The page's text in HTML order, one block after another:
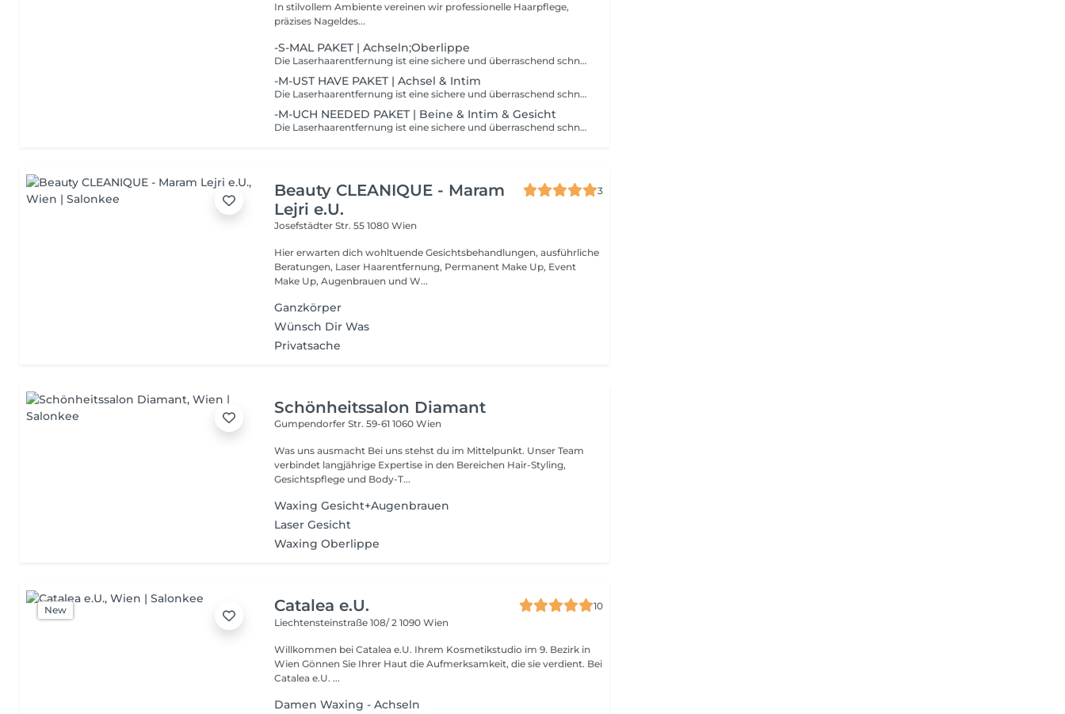
In stilvollem Ambiente vereinen wir professionelle Haarpflege,
präzises Nageldes...
-S-MAL PAKET | Achseln;Oberlippe
Die Laserhaarentfernung ist eine sichere und überraschend schnelle Option für jeden, der bereit ist, seinen Rasierer loszuwerden. Wenn du dir morgens ein paar Minuten Zeit sparen willst, ist die Laserhaarentfernung ein schnelles und praktisch schmerzloses Verfahren, das deine Haut für immer glatt und makellos macht.
-M-UST HAVE PAKET | Achsel & Intim
Die Laserhaarentfernung ist eine sichere und überraschend schnelle Option für jeden, der bereit ist, seinen Rasierer loszuwerden. Wenn du dir morgens ein paar Minuten Zeit sparen willst, ist die Laserhaarentfernung ein schnelles und praktisch schmerzloses Verfahren, das deine Haut für immer glatt und makellos macht.
-M-UCH NEEDED PAKET | Beine & Intim & Gesicht
Die Laserhaarentfernung ist eine sichere und überraschend schnelle Option für jeden, der bereit ist, seinen Rasierer loszuwerden. Wenn du dir morgens ein paar Minuten Zeit sparen willst, ist die Laserhaarentfernung ein schnelles und praktisch schmerzloses Verfahren, das deine Haut für immer glatt und makellos macht.
Beauty CLEANIQUE - Maram
Lejri e.U.
3
Josefstädter Str. 551080 Wien
Hier erwarten dich wohltuende Gesichtsbehandlungen, ausführliche
Beratungen, Laser Haarentfernung, Permanent Make Up, Event
Make Up, Augenbrauen und W...
Ganzkörper
Wünsch Dir Was
Privatsache
Schönheitssalon Diamant
Gumpendorfer Str. 59-611060 Wien
Was uns ausmacht Bei uns stehst du im Mittelpunkt. Unser Team
verbindet langjährige Expertise in den Bereichen Hair-Styling,
Gesichtspflege und Body-T...
Waxing Gesicht+Augenbrauen
Laser Gesicht
Waxing Oberlippe
New Catalea e.U.
10
Liechtensteinstraße 108/ 21090 Wien
Willkommen bei Catalea e.U. Ihrem Kosmetikstudio im 9. Bezirk in
Wien Gönnen Sie Ihrer Haut die Aufmerksamkeit, die sie verdient. Bei
Catalea e.U. ...
Damen Waxing - Achseln